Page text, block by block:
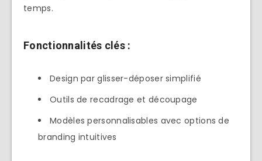
temps.
Fonctionnalités clés :
Design par glisser-déposer simplifié
Outils de recadrage et découpage
Modèles personnalisables avec options de
branding intuitives